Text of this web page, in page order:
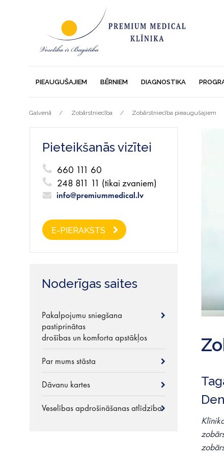
PIEAUGUŠAJIEM BĒRNIEM DIAGNOSTIKA
Galvenā Zobārstniecība Zobārstniecība pieaugušajiem
Pieteikšanās vizītei
660 111 60
248 811 11 (tikai zvaniem)
info@premiummedical.lv
E-PIERAKSTS
Noderīgas saites
Pakalpojumu sniegšana
pastiprinātas
drošības un komforta apstākļos
Par mums stāsta
Dāvanu kartes
Veselības apdrošināšanas atlīdzība